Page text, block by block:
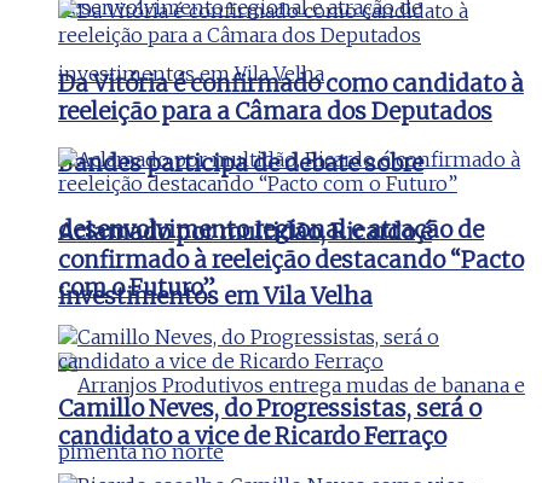
Bandes participa de debate sobre
desenvolvimento regional e atração de
investimentos em Vila Velha
Da Vitória é confirmado como candidato à
reeleição para a Câmara dos Deputados
Aclamado por multidão, Ricardo é
confirmado à reeleição destacando “Pacto
com o Futuro”
Camillo Neves, do Progressistas, será o
candidato a vice de Ricardo Ferraço